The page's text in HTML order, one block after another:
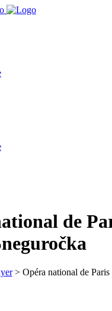
de
> Opéra national de